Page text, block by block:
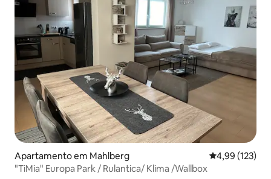
Apartamento em Mahlberg Classificação
4,99 (123)
"TiMia" Europa Park / Rulantica/ Klima /Wallbox